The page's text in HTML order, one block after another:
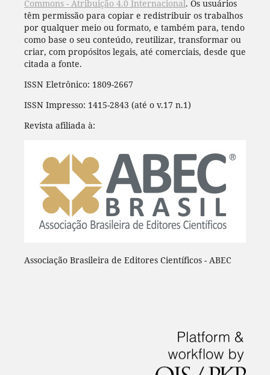
Commons - Atribuição 4.0 Internacional. Os usuários
têm permissão para copiar e redistribuir os trabalhos
por qualquer meio ou formato, e também para, tendo
como base o seu conteúdo, reutilizar, transformar ou
criar, com propósitos legais, até comerciais, desde que
citada a fonte.
ISSN Eletrônico: 1809-2667
ISSN Impresso: 1415-2843 (até o v.17 n.1)
Revista afiliada à:
Associação Brasileira de Editores Científicos - ABEC